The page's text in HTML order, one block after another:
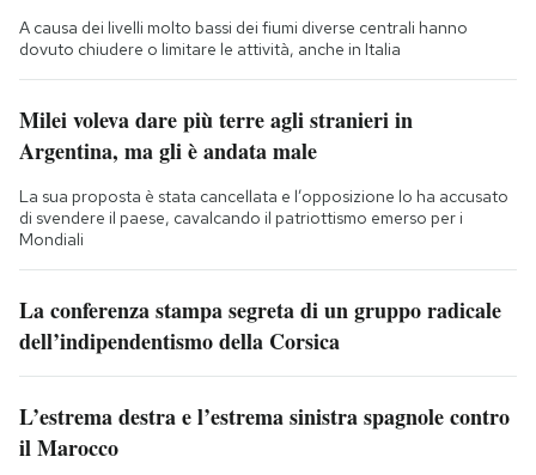
A causa dei livelli molto bassi dei fiumi diverse centrali hanno
dovuto chiudere o limitare le attività, anche in Italia
Milei voleva dare più terre agli stranieri in
Argentina, ma gli è andata male
La sua proposta è stata cancellata e l’opposizione lo ha accusato
di svendere il paese, cavalcando il patriottismo emerso per i
Mondiali
La conferenza stampa segreta di un gruppo radicale
dell’indipendentismo della Corsica
L’estrema destra e l’estrema sinistra spagnole contro
il Marocco